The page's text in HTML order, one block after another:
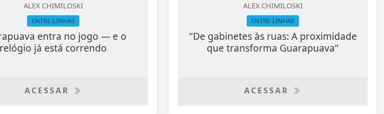
ALEX CHIMILOSKI
ENTRE-LINHAS
entra no jogo — e o
relógio já está correndo
ACESSAR
ALEX CHIMILOSKI
ENTRE-LINHAS
"De gabinetes às ruas: A proximidade
que transforma Guarapuava"
ACESSAR